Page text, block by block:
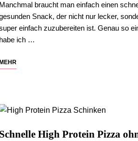
Manchmal braucht man einfach einen
Snack, der nicht nur lecker,
einfach zuzubereiten ist. Genau so
habe ich …
MEHR
Schnelle High Protein Pizza